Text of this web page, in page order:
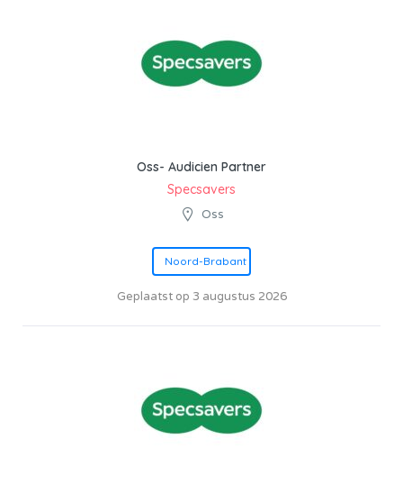
Oss- Audicien Partner
Specsavers
Oss
Noord-Brabant
Geplaatst op 3 augustus 2026